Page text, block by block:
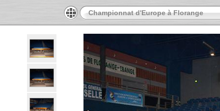
Championnat d'Europe à Florange